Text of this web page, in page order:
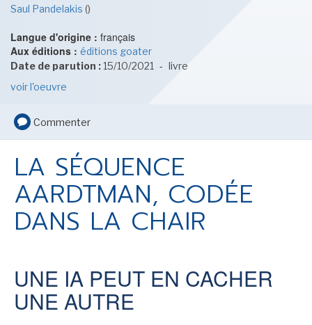
LES ACTUALITÉS DE J.R.R. TOLKIEN
VOIR TOUTES LES RUBRIQUES
Saul Pandelakis ()
Langue d'origine : français
Aux éditions : éditions goater
Date de parution :15/10/2021 - livre
voir l'oeuvre
Commenter
LA SÉQUENCE
AARDTMAN, CODÉE
DANS LA CHAIR
UNE IA PEUT EN CACHER
UNE AUTRE